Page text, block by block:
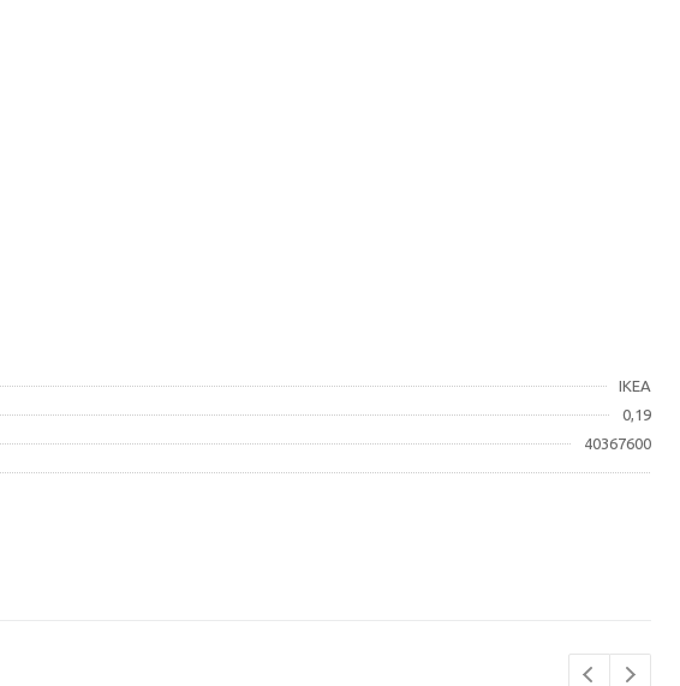
IKEA
0,19
40367600